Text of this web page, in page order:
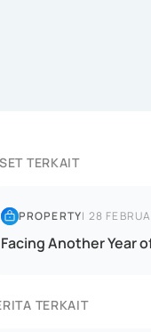
TERKAIT
PROPERTY| 28
Facing Another Year
TERKAIT